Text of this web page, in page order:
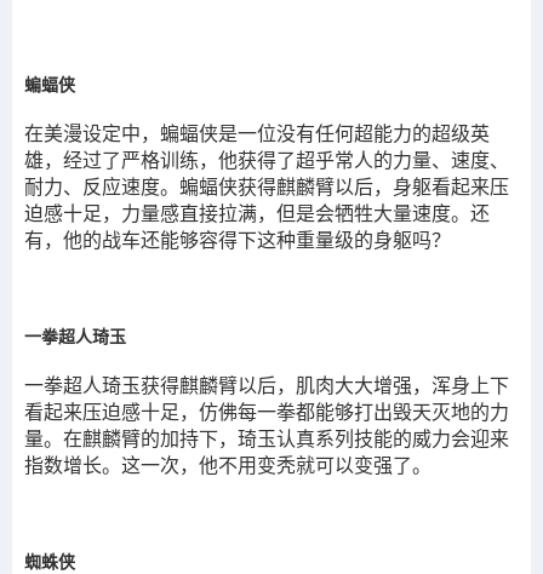
蝙蝠侠
在美漫设定中，蝙蝠侠是一位没有任何超能力的超级英
雄，经过了严格训练，他获得了超乎常人的力量、速度、
耐力、反应速度。蝙蝠侠获得麒麟臂以后，身躯看起来压
迫感十足，力量感直接拉满，但是会牺牲大量速度。还
有，他的战车还能够容得下这种重量级的身躯吗？
一拳超人琦玉
一拳超人琦玉获得麒麟臂以后，肌肉大大增强，浑身上下
看起来压迫感十足，仿佛每一拳都能够打出毁天灭地的力
量。在麒麟臂的加持下，琦玉认真系列技能的威力会迎来
指数增长。这一次，他不用变秃就可以变强了。
蜘蛛侠